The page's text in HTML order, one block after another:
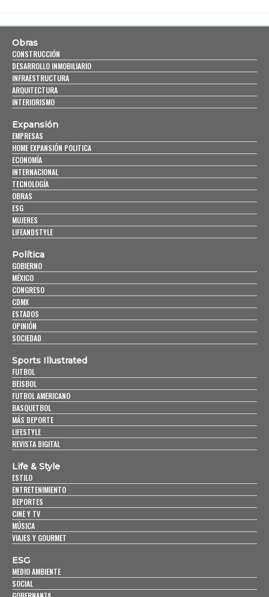
Obras
CONSTRUCCIÓN
DESARROLLO INMOBILIARIO
INFRAESTRUCTURA
ARQUITECTURA
INTERIORISMO
Expansión
EMPRESAS
HOME EXPANSIÓN POLITICA
ECONOMÍA
INTERNACIONAL
TECNOLOGÍA
OBRAS
ESG
MUJERES
LIFEANDSTYLE
Política
GOBIERNO
MÉXICO
CONGRESO
CDMX
ESTADOS
OPINIÓN
SOCIEDAD
Sports Illustrated
FUTBOL
BEISBOL
FUTBOL AMERICANO
BASQUETBOL
MÁS DEPORTE
LIFESTYLE
REVISTA DIGITAL
Life & Style
ESTILO
ENTRETENIMIENTO
DEPORTES
CINE Y TV
MÚSICA
VIAJES Y GOURMET
ESG
MEDIO AMBIENTE
SOCIAL